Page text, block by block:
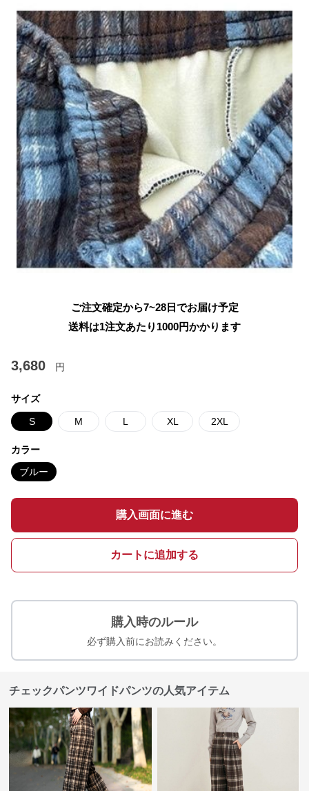
ご注文確定から7~28日でお届け予定
送料は1注文あたり 1000円かかります
3,680 円
サイズ
S M L XL 2XL
カラー
ブルー
購入画面に進む
カートに追加する
購入時のルール
必ず購入前にお読みください。
チェックパンツワイドパンツの人気アイテム